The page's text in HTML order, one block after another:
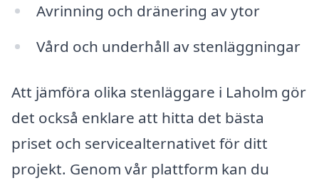
Avrinning och dränering av ytor
Vård och underhåll av stenläggningar
Att jämföra olika stenläggare i Laholm gör
det också enklare att hitta det bästa
priset och servicealternativet för ditt
projekt. Genom vår plattform kan du